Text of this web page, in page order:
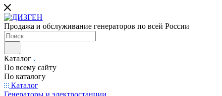
Продажа и обслуживание генераторов по всей России
Каталог
По всему сайту
По каталогу
Каталог
Генераторы и электростанции